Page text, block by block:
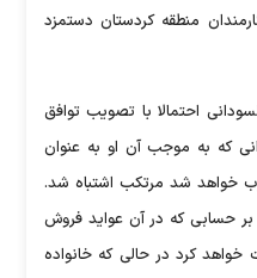
۷۰ درصد از کارمندان منطقه کردستان دستمزد
احتمالا با تصویب توافق
که به موجب آن او به عنوان
خواهد شد مرتکب اشتباه شد.
بر حسابی که در آن عواید فروش
کرد در حالی که خانواده